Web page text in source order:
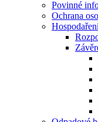
Povinné
Ochrana